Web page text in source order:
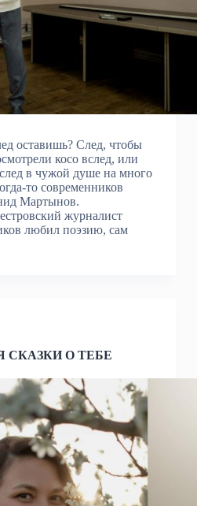
оставишь? След, чтобы
косо вслед, или
в чужой душе на много
то современников
Мартынов.
журналист
любил поэзию, сам
СКАЗКИ О ТЕБЕ